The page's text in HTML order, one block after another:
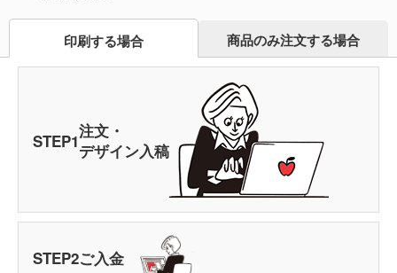
印刷する場合 商品のみ注文する場合
STEP1注文・
デザイン入稿
STEP2ご入金